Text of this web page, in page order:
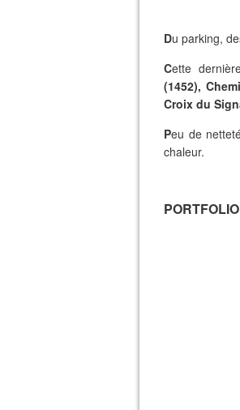
Du parking,
Cette
(1452),
Croix du
Peu de
chaleur.
PORTFOLIO